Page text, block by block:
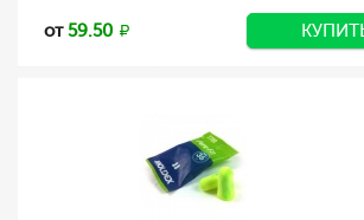
от59.50